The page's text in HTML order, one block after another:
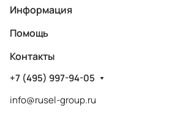
Информация
Помощь
Контакты
+7 (495) 997-94-05
info@rusel-group.ru